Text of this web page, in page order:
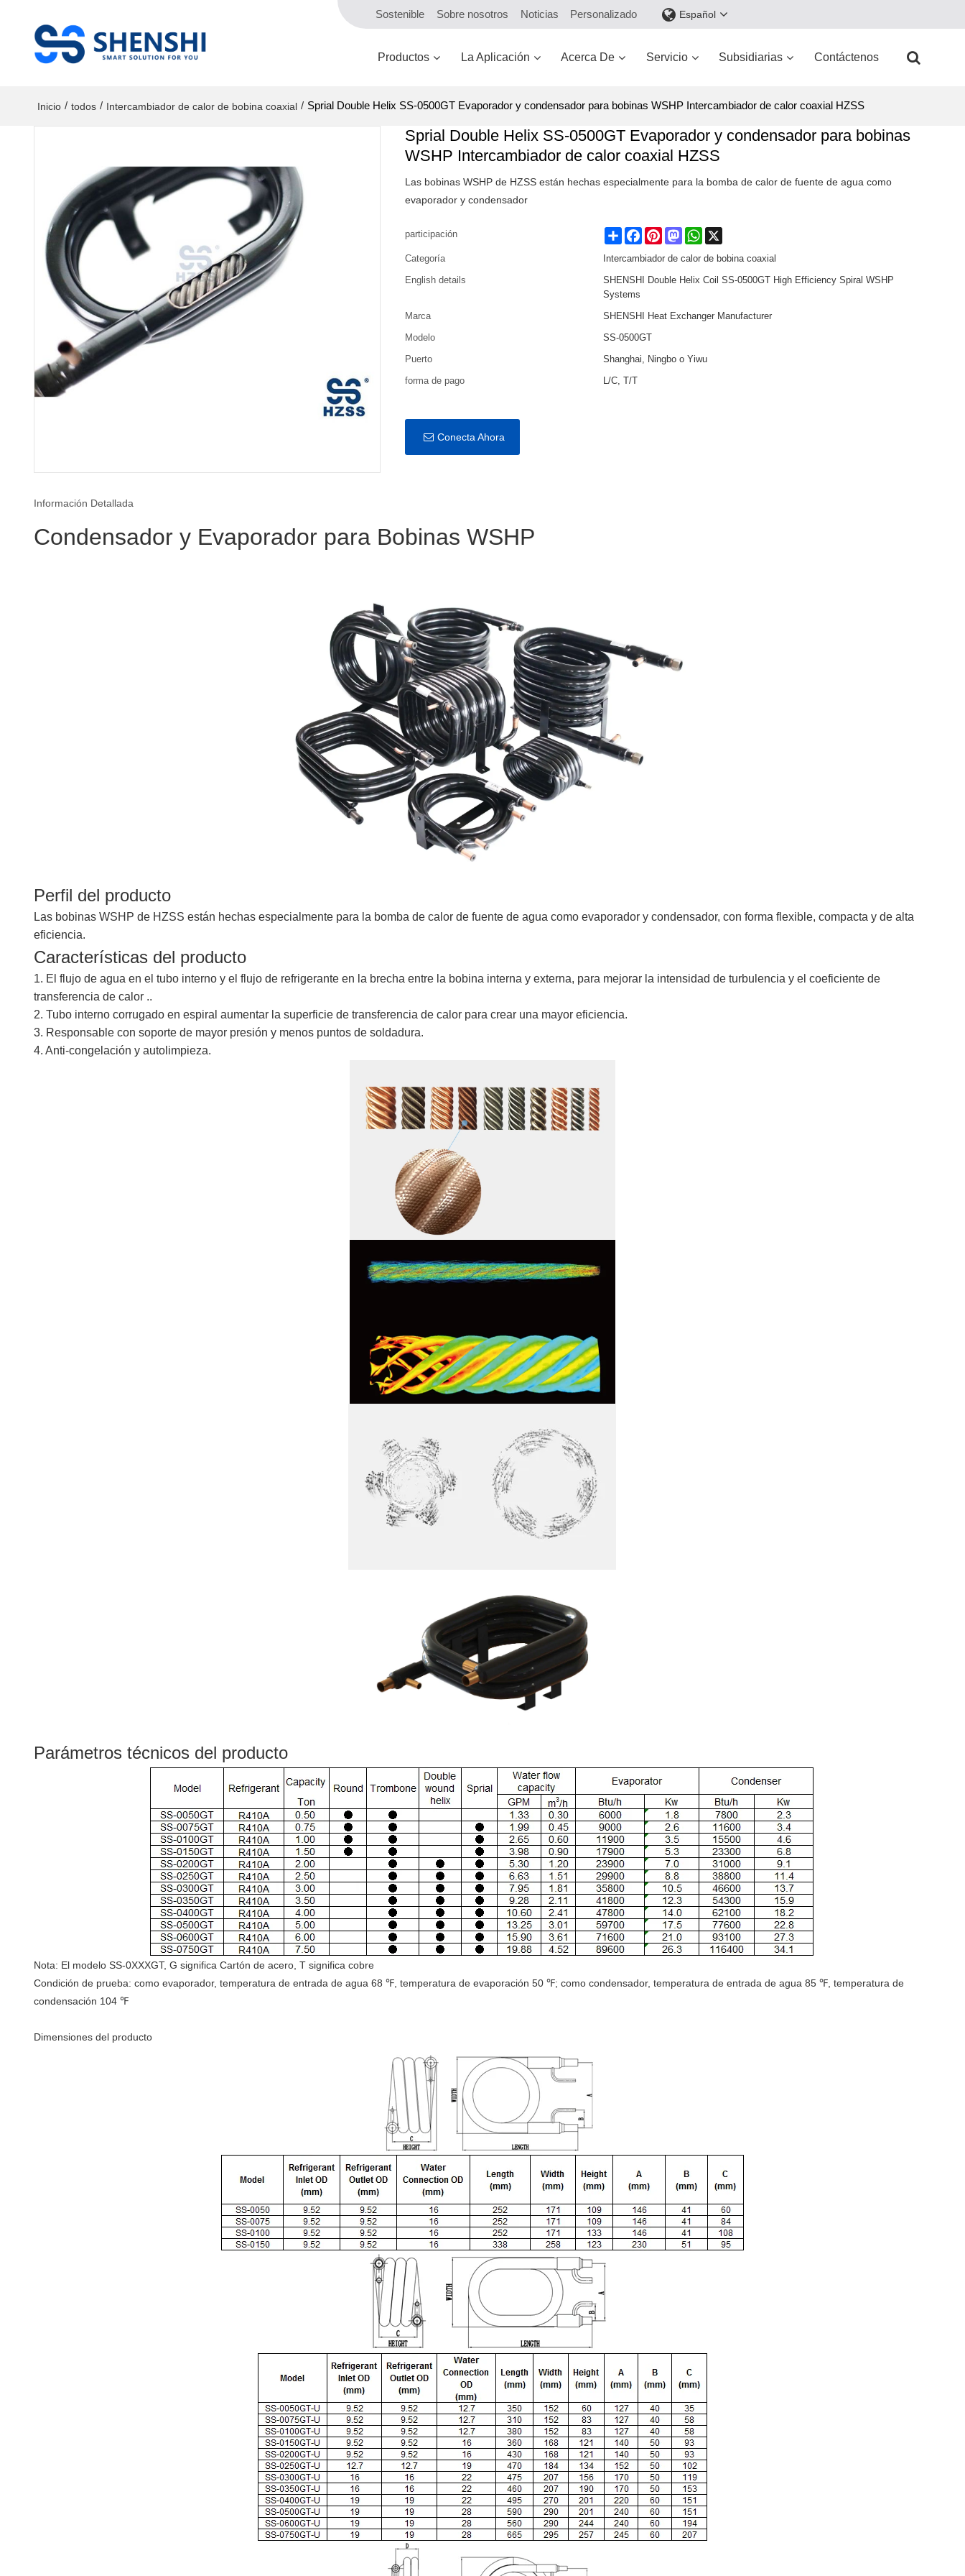
Sostenible Sobre nosotros Noticias Personalizado Español
Productos La Aplicación Acerca De Servicio Subsidiarias Contáctenos
Inicio / todos / Intercambiador de calor de bobina coaxial / Sprial Double Helix SS-0500GT Evaporador y condensador para bobinas WSHP Intercambiador de calor coaxial HZSS
Sprial Double Helix SS-0500GT Evaporador y condensador para bobinas
WSHP Intercambiador de calor coaxial HZSS
Las bobinas WSHP de HZSS están hechas especialmente para la bomba de calor de fuente de agua como
evaporador y condensador
participación Share FacebookPinterestMastodonWhatsApp
Categoría
Intercambiador de calor de bobina coaxial
English details
SHENSHI Double Helix Coil SS-0500GT High Efficiency Spiral WSHP
Systems
Marca
SHENSHI Heat Exchanger Manufacturer​
Modelo
SS-0500GT
Puerto
Shanghai, Ningbo o Yiwu
forma de pago
L/C, T/T
Conecta Ahora
Información Detallada
Condensador y Evaporador para Bobinas WSHP
Perfil del producto
Las bobinas WSHP de HZSS están hechas especialmente para la bomba de calor de fuente de agua como evaporador y condensador, con forma flexible, compacta y de alta
eficiencia.
Características del producto
1. El flujo de agua en el tubo interno y el flujo de refrigerante en la brecha entre la bobina interna y externa, para mejorar la intensidad de turbulencia y el coeficiente de
transferencia de calor ..
2. Tubo interno corrugado en espiral aumentar la superficie de transferencia de calor para crear una mayor eficiencia.
3. Responsable con soporte de mayor presión y menos puntos de soldadura.
4. Anti-congelación y autolimpieza.
Parámetros técnicos del producto
Nota: El modelo SS-0XXXGT, G significa Cartón de acero, T significa cobre
Condición de prueba: como evaporador, temperatura de entrada de agua 68 ℉, temperatura de evaporación 50 ℉; como condensador, temperatura de entrada de agua 85 ℉, temperatura de
condensación 104 ℉
Dimensiones del producto